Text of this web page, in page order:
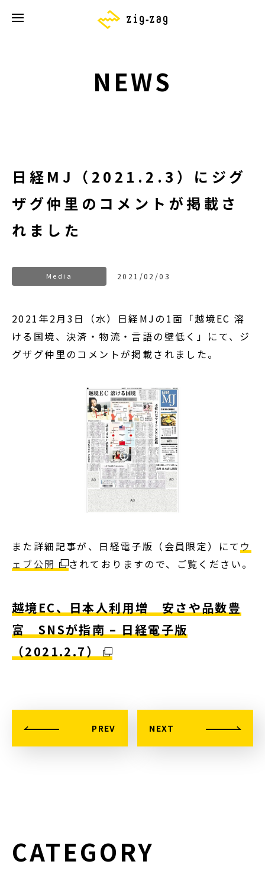
NEWS
日経MJ（2021.2.3）にジグ
ザグ仲里のコメントが掲載さ
れました
Media 2021/02/03
2021年2月3日（水）日経MJの1面「越境EC 溶
ける国境、決済・物流・言語の壁低く」にて、ジ
グザグ仲里のコメントが掲載されました。
また詳細記事が、日経電子版（会員限定）にて ウ
ェブ公開
されておりますので、ご覧ください。
越境EC、日本人利用増 安さや品数豊
富 SNSが指南 – 日経電子版
（2021.2.7）
PREV NEXT
CATEGORY